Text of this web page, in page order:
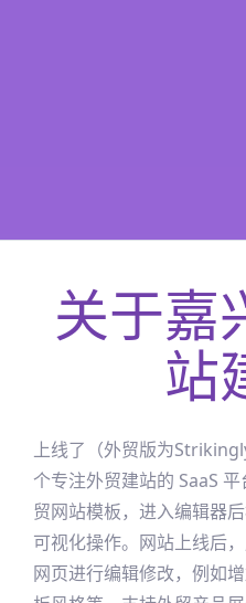
关于嘉
站
上线了（外贸版为Strikingly
个专注外贸建站的 SaaS
贸网站模板，进入编辑器
可视化操作。网站上线后
网页进行编辑修改，例如